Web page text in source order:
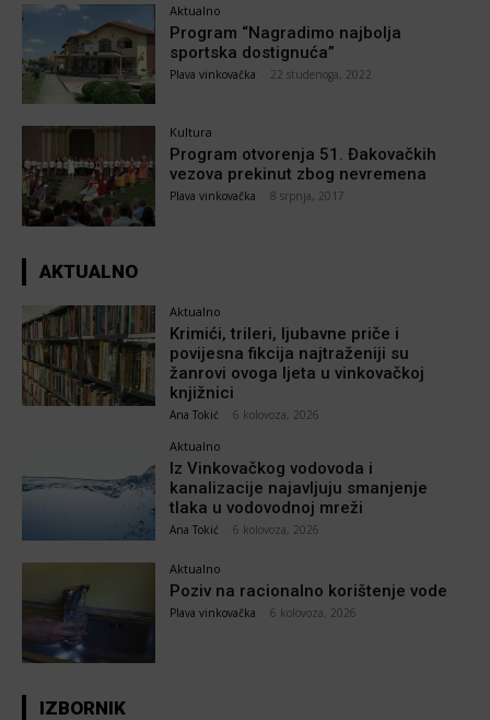
Aktualno
Program “Nagradimo najbolja
sportska dostignuća”
Plava vinkovačka 22 studenoga, 2022
Kultura
Program otvorenja 51. Đakovačkih
vezova prekinut zbog nevremena
Plava vinkovačka 8 srpnja, 2017
AKTUALNO
Aktualno
Krimići, trileri, ljubavne priče i
povijesna fikcija najtraženiji su
žanrovi ovoga ljeta u vinkovačkoj
knjižnici
Ana Tokić 6 kolovoza, 2026
Aktualno
Iz Vinkovačkog vodovoda i
kanalizacije najavljuju smanjenje
tlaka u vodovodnoj mreži
Ana Tokić 6 kolovoza, 2026
Aktualno
Poziv na racionalno korištenje vode
Plava vinkovačka 6 kolovoza, 2026
IZBORNIK